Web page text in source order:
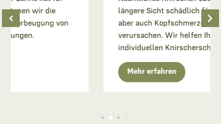
wir die
von
längere Sicht schädlich für Ihre
aber auch Kopfschmerzen oder
verursachen. Wir helfen Ihnen mit
individuellen Knirscherschienen.
Mehr erfahren